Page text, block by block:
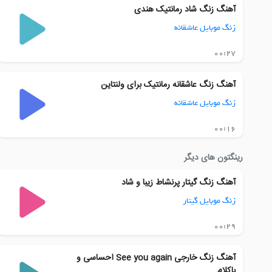
آهنگ زنگ شاد رمانتیک هندی
زنگ موبایل عاشقانه
00:27
آهنگ زنگ عاشقانه رمانتیک برای ولنتاین
زنگ موبایل عاشقانه
00:16
رینگتون های دیگر
آهنگ زنگ گیتار پرنشاط زیبا و شاد
زنگ موبایل گیتار
00:29
آهنگ زنگ خارجی See you again احساسی و